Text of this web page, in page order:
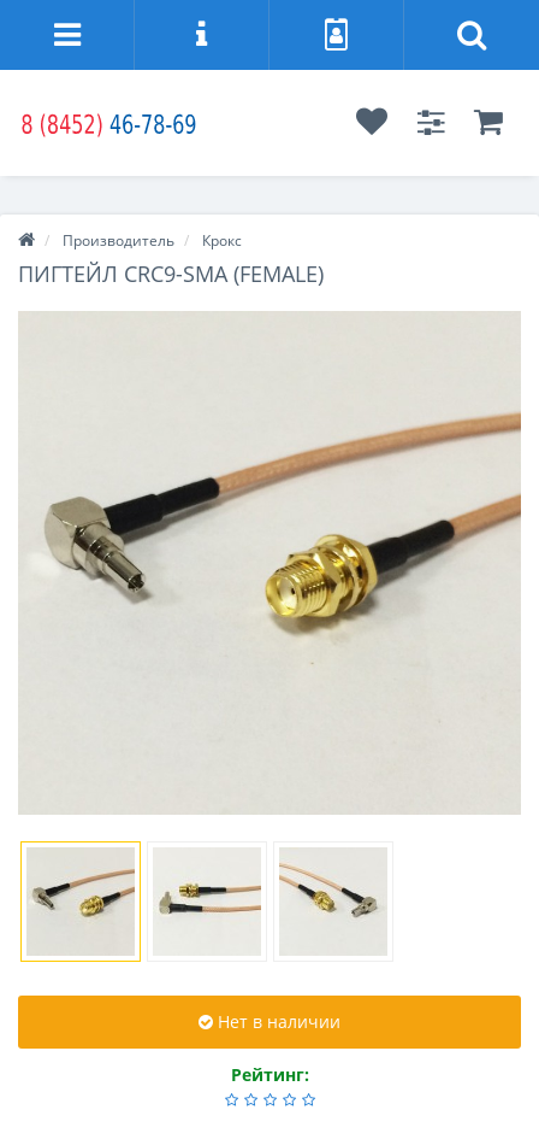
Производитель Крокс
ПИГТЕЙЛ CRC9-SMA (FEMALE)
Нет в наличии
Рейтинг: